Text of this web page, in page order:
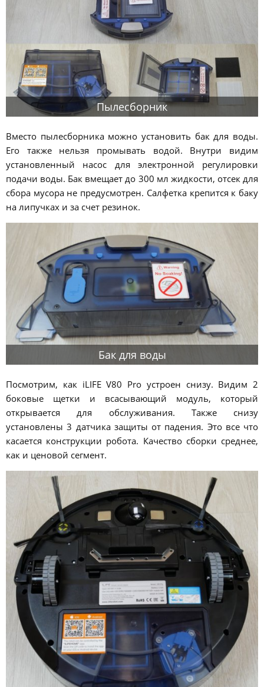
Пылесборник
Вместо пылесборника можно установить бак для воды.
Его также нельзя промывать водой. Внутри видим
установленный насос для электронной регулировки
подачи воды. Бак вмещает до 300 мл жидкости, отсек для
сбора мусора не предусмотрен. Салфетка крепится к баку
на липучках и за счет резинок.
Бак для воды
Посмотрим, как iLIFE V80 Pro устроен снизу. Видим 2
боковые щетки и всасывающий модуль, который
открывается для обслуживания. Также снизу
установлены 3 датчика защиты от падения. Это все что
касается конструкции робота. Качество сборки среднее,
как и ценовой сегмент.